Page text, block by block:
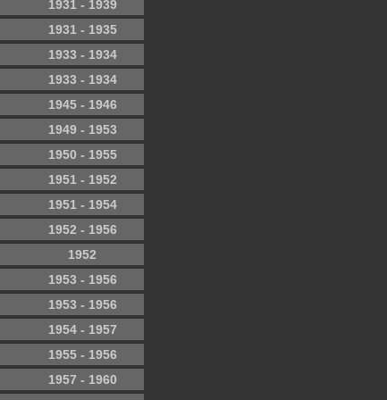
1931 - 1939
1931 - 1935
1933 - 1934
1933 - 1934
1945 - 1946
1949 - 1953
1950 - 1955
1951 - 1952
1951 - 1954
1952 - 1956
1952
1953 - 1956
1953 - 1956
1954 - 1957
1955 - 1956
1957 - 1960